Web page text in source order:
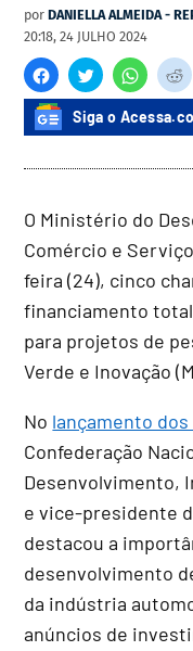
por DANIELLA ALMEIDA -
20:18, 24 JULHO 2024
Siga o
O Ministério do
Comércio e
feira (24), cinco
financiamento
para projetos de
Verde e Inovação
No lançamento
Confederação
Desenvolvimento,
e vice-presidente
destacou a
desenvolvimento
da indústria
anúncios de